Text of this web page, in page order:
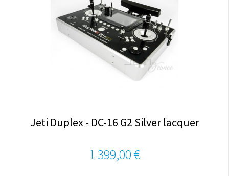
Jeti Duplex - DC-16 G2 Silver lacquer
1 399,00 €